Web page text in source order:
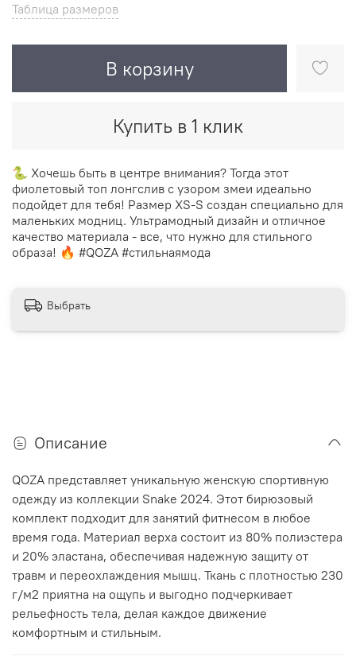
Таблица размеров
В корзину
Купить в 1 клик
🐍 Хочешь быть в центре внимания? Тогда этот
фиолетовый топ лонгслив с узором змеи идеально
подойдет для тебя! Размер XS-S создан специально для
маленьких модниц. Ультрамодный дизайн и отличное
качество материала - все, что нужно для стильного
образа! 🔥 #QOZA #стильнаямода
Выбрать
Описание
QOZA представляет уникальную женскую спортивную
одежду из коллекции Snake 2024. Этот бирюзовый
комплект подходит для занятий фитнесом в любое
время года. Материал верха состоит из 80% полиэстера
и 20% эластана, обеспечивая надежную защиту от
травм и переохлаждения мышц. Ткань с плотностью 230
г/м2 приятна на ощупь и выгодно подчеркивает
рельефность тела, делая каждое движение
комфортным и стильным.